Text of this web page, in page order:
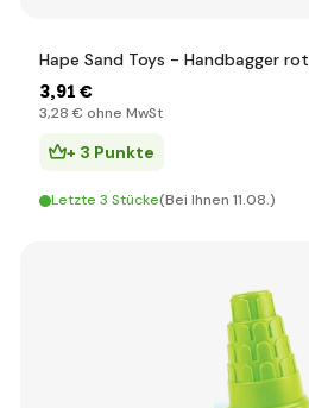
Hape Sand Toys - Handbagger rot
3,91 €
3,28 € ohne MwSt
+ 3 Punkte
Letzte 3 Stücke(Bei Ihnen 11.08.)